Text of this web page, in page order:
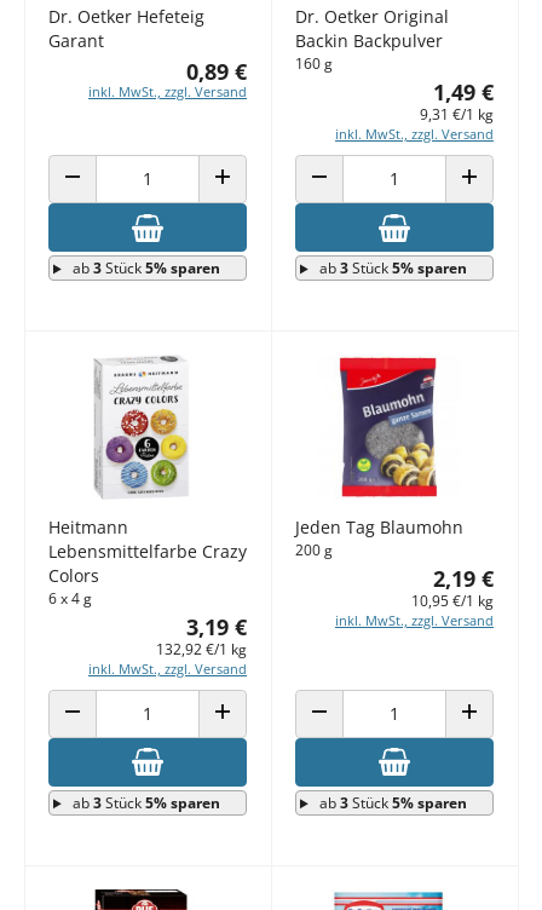
Dr. Oetker Hefeteig
Garant
0,89 €
inkl. MwSt., zzgl. Versand
ANZAHL VERRINGERN ANZAHL ERHÖHEN
ab3Stück5% sparen
Dr. Oetker Original
Backin Backpulver
160 g
1,49 €
9,31 €/1 kg
inkl. MwSt., zzgl. Versand
ANZAHL VERRINGERN ANZAHL
ab3Stück5% sparen
Heitmann
Lebensmittelfarbe Crazy
Colors
6 x 4 g
3,19 €
132,92 €/1 kg
inkl. MwSt., zzgl. Versand
ANZAHL VERRINGERN ANZAHL ERHÖHEN
ab3Stück5% sparen
Jeden Tag Blaumohn
200 g
2,19 €
10,95 €/1 kg
inkl. MwSt., zzgl. Versand
ANZAHL VERRINGERN ANZAHL
ab3Stück5% sparen